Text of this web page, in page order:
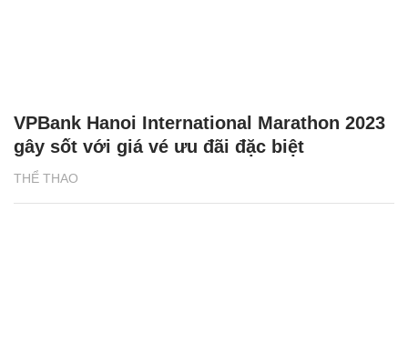
THỂ THAO
VPBank Hanoi International Marathon 2023
gây sốt với giá vé ưu đãi đặc biệt